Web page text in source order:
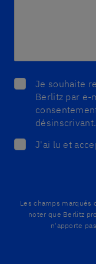
Je souhaite
Berlitz par e-
désinscrivant.
J'ai lu et
Les champs marqués
noter que Berlitz
n'apporte